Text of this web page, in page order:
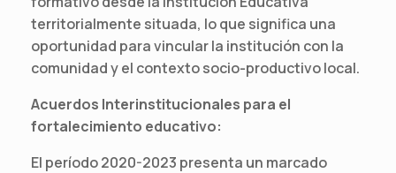
territorialmente situada, lo que significa una
oportunidad para vincular la institución con la
comunidad y el contexto socio-productivo local.
Acuerdos Interinstitucionales para el
fortalecimiento educativo:
El período 2020-2023 presenta un marcado